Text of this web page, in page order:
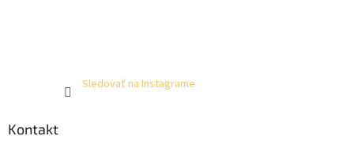
Sledovať na Instagrame
Kontakt